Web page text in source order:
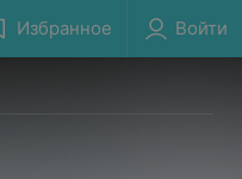
Избранное Войти